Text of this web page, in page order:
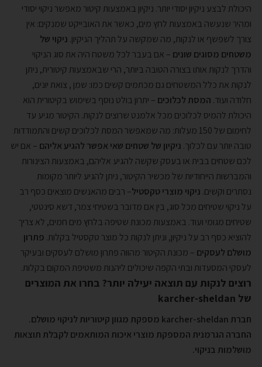
היכולת לבצע ניקיון יסודי יותר. ניקיון באמצעות קיטור מאפשר ניקוי יסודי
ומהיר שנעשה באמצעות לחץ מים, כאשר את האובייקט שמנקים: אין
צורך לשפשף או לנקות, מה שמקשה על תהליך הניקיון. ניקוי של
משטחים מסוגים שונים – אם בעבר לכל משטח היה את סוג הניקוי
והדרך לנקות אותו בצורה הטובה ביותר, הרי שבאמצעות קיטורית, ניתן
לנקות את כלל המשטחים גם מכתמים קשים כמו: שמן , צואת יונים,
חלודה ועוד. המסת לכלוכים – יתרון בולט נוסף בשימוש בקיטורית הוא
היכולת להמיס לכלוכים מכל אלמנט שרוצים לנקות. הקיטור מגיע עד
לחימום של 150 מעלות: מה שמאפשר המסת לכלוכים קשים והתמודדות
טובה יותר עם לכלוך. ניקיון של שטחים שאי אפשר להגיע אליהם – אם יש
לכם שטחים בבית או בעסק שקשה להגיע אליהם, באמצעות הצינורות
והמברשות הייחודיות של מכשיר הקיטור, ניתן להגיע ליותר מקומות
נסתרים וקשים. ניקוי מוצרי טקסטיל– רבים מהאנשים מוצאים כסף רב
על ניקוי שטיחים מכל סוג, בין אם מדובר בשטיחי צמר, דשא סינטטי,
שטיחים מגומי ועוד. באמצעות מכונת שטיפה בלחץ מים חמים, לא צריך
להוציא כסף רב על ניקיון, וניתן לנקות כל מוצר טקסטיל בקלות. פתרון
מושלם לעסקים – מכונת הקיטור מהווה פתרון מושלם לעסקים ובעיקר
לעסקי המסעדות ובתי הקפה שיכולים ליהנות משטיפת המקום בקלות.
רוצים לנקות עם תוצאה יעילה יותר? בחרו את המוצרים
של karcher-sheldan
חברת karcher-sheldan מספקת מגוון קיטוריות לניקוי מושלם.
החברה הגרמנית המספקת מוצרי איכות המותאמים לקבלת תוצאות
מושלמות בניקוי.